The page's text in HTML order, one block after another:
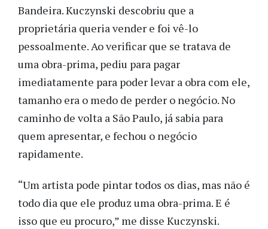
Bandeira. Kuczynski descobriu que a
proprietária queria vender e foi vê-lo
pessoalmente. Ao verificar que se tratava de
uma obra-prima, pediu para pagar
imediatamente para poder levar a obra com ele,
tamanho era o medo de perder o negócio. No
caminho de volta a São Paulo, já sabia para
quem apresentar, e fechou o negócio
rapidamente.
“Um artista pode pintar todos os dias, mas não é
todo dia que ele produz uma obra-prima. E é
isso que eu procuro,” me disse Kuczynski.